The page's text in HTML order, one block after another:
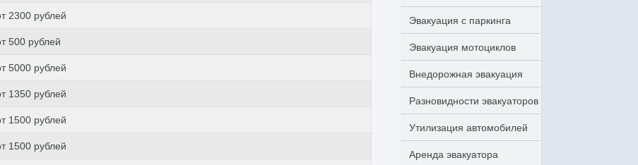
2300 рублей
500 рублей
5000 рублей
1350 рублей
1500 рублей
1500 рублей
Эвакуация с паркинга
Эвакуация мотоциклов
Внедорожная эвакуация
Разновидности эвакуаторов
Утилизация автомобилей
Аренда эвакуатора